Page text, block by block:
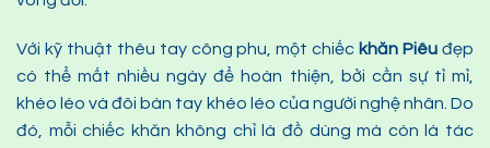
Với kỹ thuật thêu tay công phu, một chiếc khăn Piêu đẹp
có thể mất nhiều ngày để hoàn thiện, bởi cần sự tỉ mỉ,
khéo léo và đôi bàn tay khéo léo của người nghệ nhân. Do
đó, mỗi chiếc khăn không chỉ là đồ dùng mà còn là tác